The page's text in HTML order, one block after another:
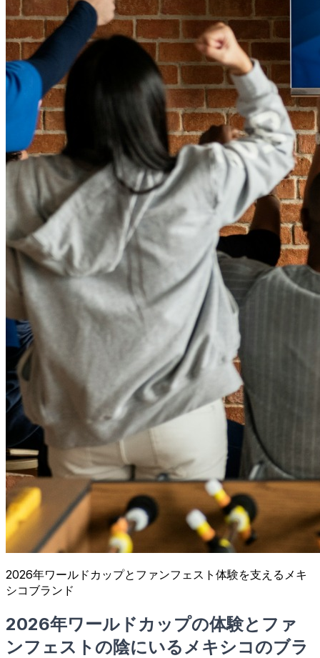
2026年ワールドカップとファンフェスト体験を支えるメキ
シコブランド
2026年ワールドカップの体験とファ
ンフェストの陰にいるメキシコのブラ